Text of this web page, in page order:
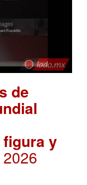
de
y